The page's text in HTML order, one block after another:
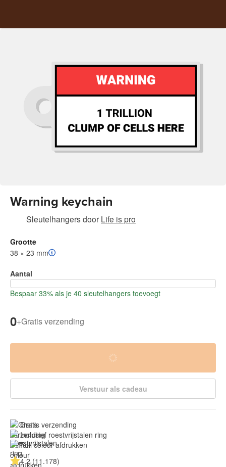
Warning keychain
Sleutelhangersdoor Life is pro
Grootte
38 × 23 mm
Aantal
Bespaar 33% als je 40 sleutelhangers toevoegt
0+Gratis verzending
Verstuur als cadeau
Gratis verzending
Inclusief roestvrijstalen ring
Full colour afdrukken
4.2 (11.178)